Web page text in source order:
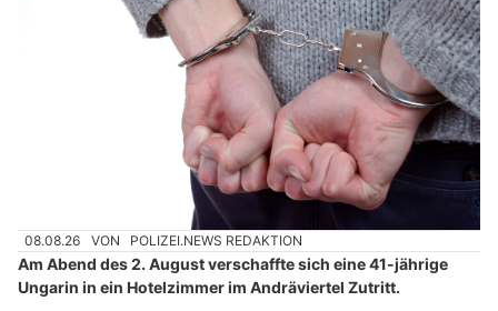
08.08.26 VON POLIZEI.NEWS REDAKTION
Am Abend des 2. August verschaffte sich eine 41-jährige
Ungarin in ein Hotelzimmer im Andräviertel Zutritt.